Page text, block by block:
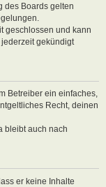
des Boards gelten
geschlossen und kann
gekündigt
Betreiber ein einfaches,
Recht, deinen
bleibt auch nach
er keine Inhalte